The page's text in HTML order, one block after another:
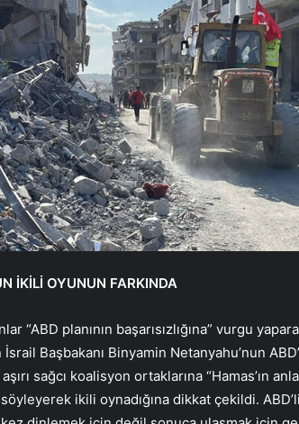
İKİLİ OYUNUN FARKINDA
“ABD planının başarısızlığına” vurgu
İsrail Başbakanı Binyamin Netanyahu’nun
sağcı koalisyon ortaklarına “Hamas’ın
ikili oynadığına dikkat çekildi.